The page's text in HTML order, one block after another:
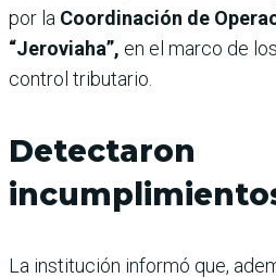
por la Coordinación de
“Jeroviaha”, en el marco de
control tributario.
Detectaron
La institución informó que,